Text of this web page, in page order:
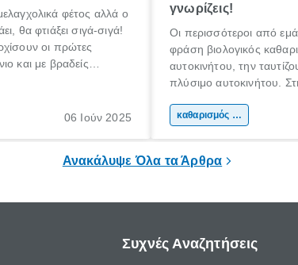
φέτος αλλά ο
θα φτιάξει σιγά-σιγά!
οι πρώτες
και με βραδείς
06 Ιούν 2025
γνωρίζεις!
Οι περισσότεροι από
φράση βιολογικός
αυτοκινήτου, την
πλύσιμο αυτοκινήτου.
βιολογικός καθαρισμός
καθαρισμός αυτοκινήτου
Ανακάλυψε Όλα τα Άρθρα
Συχνές Αναζητήσεις